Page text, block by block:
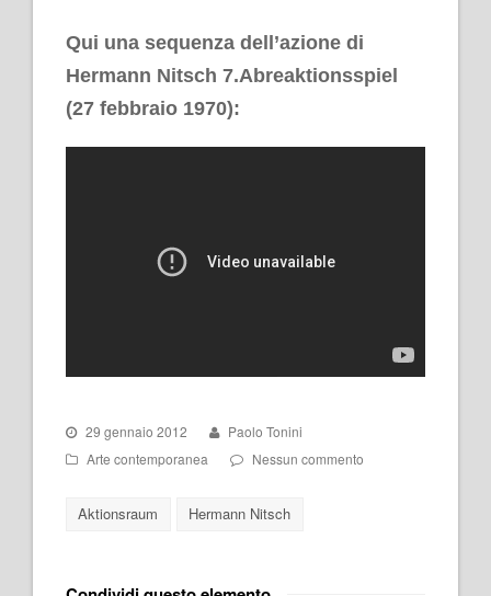
Qui una sequenza dell’azione di
Hermann Nitsch 7.Abreaktionsspiel
(27 febbraio 1970):
29 gennaio 2012
Paolo Tonini
Arte contemporanea
Nessun commento
Aktionsraum Hermann Nitsch